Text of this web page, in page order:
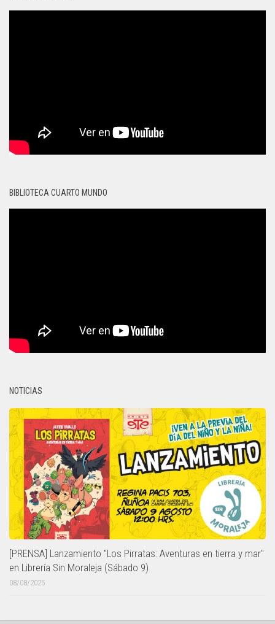
BIBLIOTECA CUARTO MUNDO
NOTICIAS
[PRENSA] Lanzamiento "Los Pirratas: Aventuras en tierra y mar"
en Librería Sin Moraleja (Sábado 9)
08/08/2025